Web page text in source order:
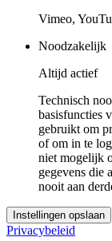
Vimeo,
Noodzakelijk
Altijd actief
Technisch
basisfuncties
gebruikt om
of om in te
niet mogelijk
gegevens die
nooit aan
Instellingen opslaan
Privacybeleid